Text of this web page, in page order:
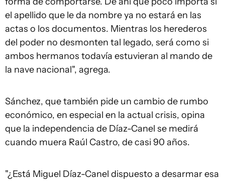
el apellido que le da nombre ya no estará en las
actas o los documentos. Mientras los herederos
del poder no desmonten tal legado, será como si
ambos hermanos todavía estuvieran al mando de
la nave nacional", agrega.
Sánchez, que también pide un cambio de rumbo
económico, en especial en la actual crisis, opina
que la independencia de Díaz-Canel se medirá
cuando muera Raúl Castro, de casi 90 años.
"¿Está Miguel Díaz-Canel dispuesto a desarmar esa